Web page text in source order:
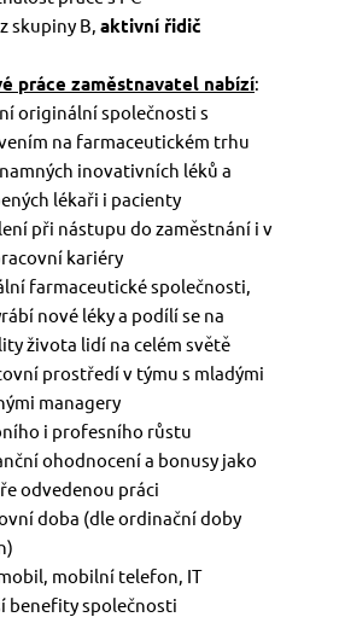
skupiny B, aktivní řidič
práce zaměstnavatel nabízí:
originální společnosti s
na farmaceutickém trhu
inovativních léků a
lékaři i pacienty
při nástupu do zaměstnání i v
kariéry
farmaceutické společnosti,
nové léky a podílí se na
života lidí na celém světě
prostředí v týmu s mladými
managery
i profesního růstu
ohodnocení a bonusy jako
odvedenou práci
doba (dle ordinační doby
mobilní telefon, IT
benefity společnosti